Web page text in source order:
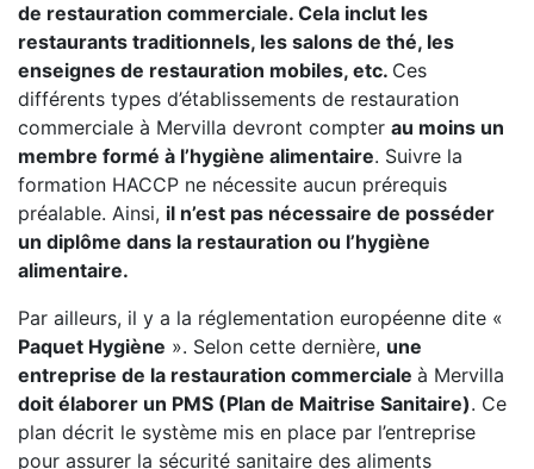
de restauration commerciale. Cela inclut les
restaurants traditionnels, les salons de thé, les
enseignes de restauration mobiles, etc. Ces
différents types d’établissements de restauration
commerciale à Mervilla devront compter au moins un
membre formé à l’hygiène alimentaire. Suivre la
formation HACCP ne nécessite aucun prérequis
préalable. Ainsi, il n’est pas nécessaire de posséder
un diplôme dans la restauration ou l’hygiène
alimentaire.
Par ailleurs, il y a la réglementation européenne dite «
Paquet Hygiène ». Selon cette dernière, une
entreprise de la restauration commerciale à Mervilla
doit élaborer un PMS (Plan de Maitrise Sanitaire). Ce
plan décrit le système mis en place par l’entreprise
pour assurer la sécurité sanitaire des aliments